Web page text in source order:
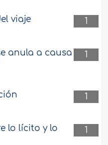
1
viaje
1
anula a causa
1
1
lo lícito y lo